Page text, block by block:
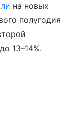
на новых
полугодия
13–14%.